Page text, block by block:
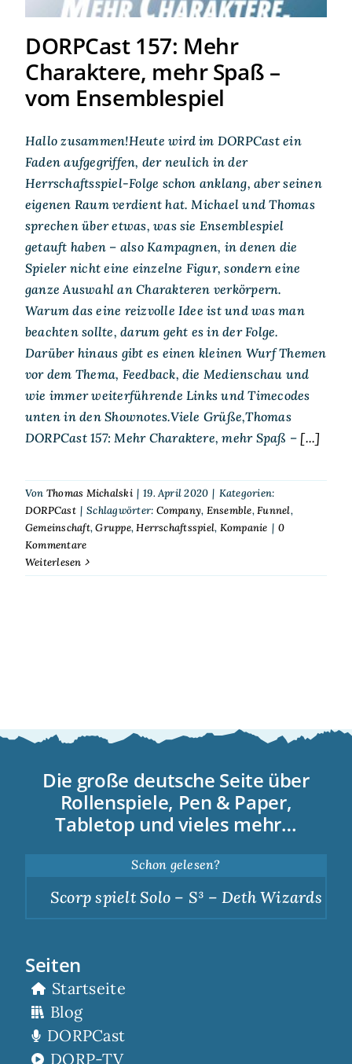
DORPCast 157: Mehr
Charaktere, mehr Spaß –
vom Ensemblespiel
Hallo zusammen!Heute wird im DORPCast ein
Faden aufgegriffen, der neulich in der
Herrschaftsspiel-Folge schon anklang, aber seinen
eigenen Raum verdient hat. Michael und Thomas
sprechen über etwas, was sie Ensemblespiel
getauft haben – also Kampagnen, in denen die
Spieler nicht eine einzelne Figur, sondern eine
ganze Auswahl an Charakteren verkörpern.
Warum das eine reizvolle Idee ist und was man
beachten sollte, darum geht es in der Folge.
Darüber hinaus gibt es einen kleinen Wurf Themen
vor dem Thema, Feedback, die Medienschau und
wie immer weiterführende Links und Timecodes
unten in den Shownotes.Viele Grüße,Thomas
DORPCast 157: Mehr Charaktere, mehr Spaß – [...]
Von Thomas Michalski | 19. April 2020 | Kategorien:
DORPCast | Schlagwörter: Company, Ensemble,Funnel,
Gemeinschaft,Gruppe,Herrschaftsspiel, Kompanie | 0
Kommentare
Weiterlesen
Die große deutsche Seite über
Rollenspiele, Pen & Paper,
Tabletop und vieles mehr…
Schon gelesen?
Scorp spielt Solo – S³ – Deth Wizards –
Seiten
Startseite
Blog
DORPCast
DORP-TV